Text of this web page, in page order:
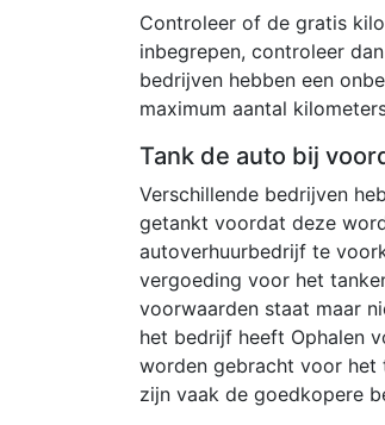
Controleer of de gratis
inbegrepen, controleer
bedrijven hebben een
maximum aantal
Tank de auto bij
Verschillende bedrijven
getankt voordat deze
autoverhuurbedrijf te
vergoeding voor het
voorwaarden staat maar
het bedrijf heeft Ophalen
worden gebracht voor het
zijn vaak de goedkopere